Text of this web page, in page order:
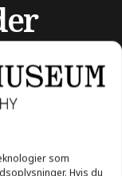
som
Hvis du